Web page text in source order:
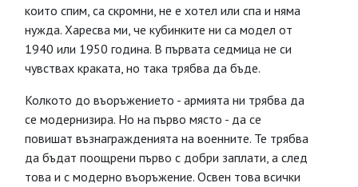
които спим, са скромни, не е хотел или спа и няма
нужда. Харесва ми, че кубинките ни са модел от
1940 или 1950 година. В първата седмица не си
чувствах краката, но така трябва да бъде.
Колкото до въоръжението - армията ни трябва да
се модернизира. Но на първо място - да се
повишат възнагражденията на военните. Те трябва
да бъдат поощрени първо с добри заплати, а след
това и с модерно въоръжение. Освен това всички